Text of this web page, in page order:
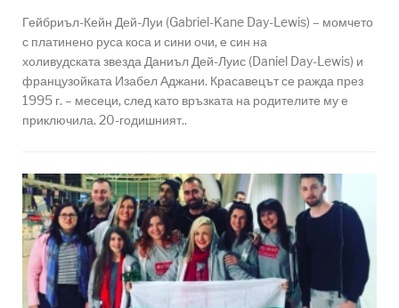
Гейбриъл-Кейн Дей-Луи (Gabriel-Kane Day-Lewis) – момчето
с платинено руса коса и сини очи, е син на
холивудската звезда Даниъл Дей-Луис (Daniel Day-Lewis) и
французойката Изабел Аджани. Красавецът се ражда през
1995 г. – месеци, след като връзката на родителите му е
приключила. 20-годишният..